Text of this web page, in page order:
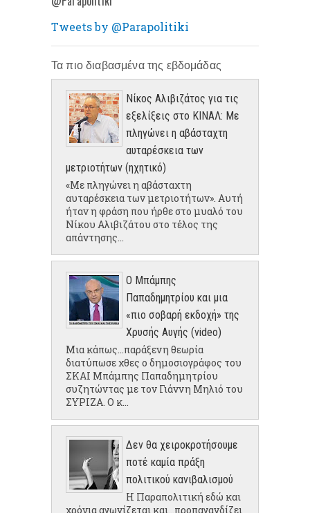
Tweets by @Parapolitiki
Τα πιο διαβασμένα της εβδομάδας
Νίκος Αλιβιζάτος για τις
εξελίξεις στο ΚΙΝΑΛ: Με
πληγώνει η αβάσταχτη
αυταρέσκεια των
μετριοτήτων (ηχητικό)
«Με πληγώνει η αβάσταχτη
αυταρέσκεια των μετριοτήτων». Αυτή
ήταν η φράση που ήρθε στο μυαλό του
Νίκου Αλιβιζάτου στο τέλος της
απάντησης...
Ο Μπάμπης
Παπαδημητρίου και μια
«πιο σοβαρή εκδοχή» της
Χρυσής Αυγής (video)
Μια κάπως...παράξενη θεωρία
διατύπωσε χθες ο δημοσιογράφος του
ΣΚΑΙ Μπάμπης Παπαδημητρίου
συζητώντας με τον Γιάννη Μηλιό του
ΣΥΡΙΖΑ. Ο κ...
Δεν θα χειροκροτήσουμε
ποτέ καμία πράξη
πολιτικού κανιβαλισμού
Η Παραπολιτική εδώ και
χρόνια αγωνίζεται και...προπαγανδίζει